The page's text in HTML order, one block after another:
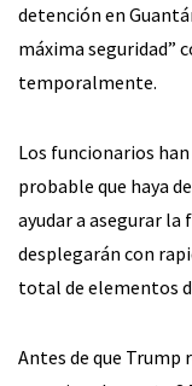
detención en
máxima seguridad”
temporalmente.
Los funcionarios
probable que haya
ayudar a asegurar
desplegarán con
total de elementos
Antes de que Trump